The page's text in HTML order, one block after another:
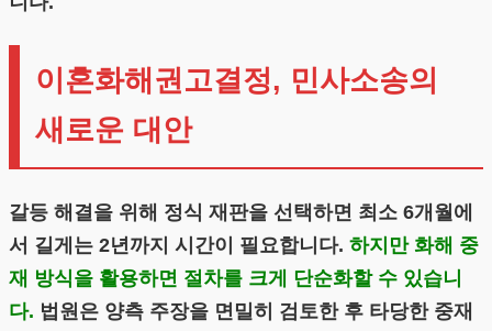
이혼화해권고결정, 민사소송의
새로운 대안
갈등 해결을 위해 정식 재판을 선택하면 최소 6개월에
서 길게는 2년까지 시간이 필요합니다. 하지만 화해 중
재 방식을 활용하면 절차를 크게 단순화할 수 있습니
다. 법원은 양측 주장을 면밀히 검토한 후 타당한 중재